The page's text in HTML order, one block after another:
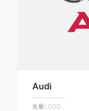
Audi
矢量LOGO